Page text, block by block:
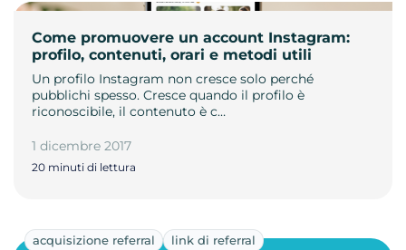
Come promuovere un account Instagram:
profilo, contenuti, orari e metodi utili
Un profilo Instagram non cresce solo perché
pubblichi spesso. Cresce quando il profilo è
riconoscibile, il contenuto è c…
1 dicembre 2017
20 minuti di lettura
acquisizione referral
link di referral